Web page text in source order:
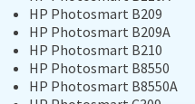
HP Photosmart B209
HP Photosmart B209A
HP Photosmart B210
HP Photosmart B8550
HP Photosmart B8550A